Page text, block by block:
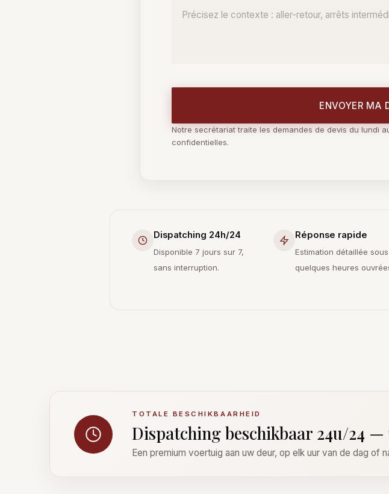
ENVOYER MA
Notre secrétariat traite les demandes de devis du lundi
confidentielles.
Dispatching 24h/24
Disponible 7 jours sur 7,
sans interruption.
Réponse rapide
Estimation détaillée sous
quelques heures
TOTALE BESCHIKBAARHEID
Dispatching beschikbaar 24u/24 —
Een premium voertuig aan uw deur, op elk uur van de dag of